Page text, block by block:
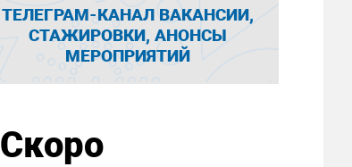
ТЕЛЕГРАМ-КАНАЛ ВАКАНСИИ,
СТАЖИРОВКИ, АНОНСЫ
МЕРОПРИЯТИЙ
Скоро